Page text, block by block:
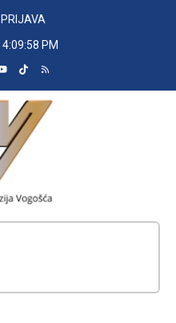
PRIJAVA
4:09:59 PM